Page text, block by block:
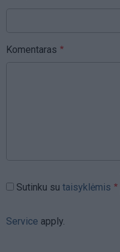
Komentaras
Sutinku su taisyklėmis
Service apply.